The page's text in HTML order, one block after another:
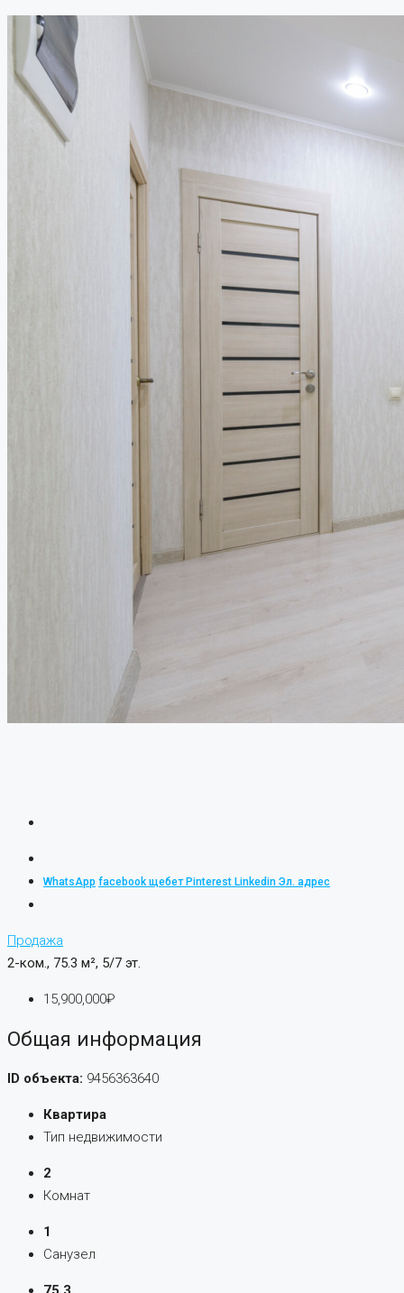
WhatsApp facebook щебет Pinterest Linkedin Эл. адрес
Продажа
2-ком., 75.3 м², 5/7 эт.
15,900,000₽
Общая информация
ID объекта: 9456363640
Квартира
Тип недвижимости
2
Комнат
1
Санузел